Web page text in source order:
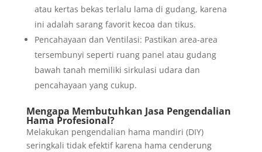
atau kertas bekas terlalu lama di gudang, karena
ini adalah sarang favorit kecoa dan tikus.
Pencahayaan dan Ventilasi: Pastikan area-area
tersembunyi seperti ruang panel atau gudang
bawah tanah memiliki sirkulasi udara dan
pencahayaan yang cukup.
Mengapa Membutuhkan Jasa Pengendalian
Hama Profesional?
Melakukan pengendalian hama mandiri (DIY)
seringkali tidak efektif karena hama cenderung